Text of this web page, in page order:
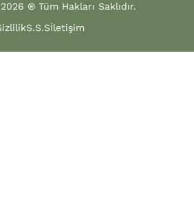
® Tüm Hakları Saklıdır.
S.S.Sİletişim